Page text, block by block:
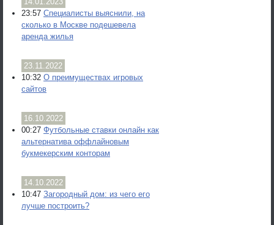
23:57 Специалисты выяснили, на
сколько в Москве подешевела
аренда жилья
23.11.2022
10:32 О преимуществах игровых
сайтов
16.10.2022
00:27 Футбольные ставки онлайн как
альтернатива оффлайновым
букмекерским конторам
14.10.2022
10:47 Загородный дом: из чего его
лучше построить?